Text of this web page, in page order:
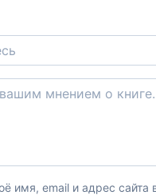
имя, email и адрес сайта